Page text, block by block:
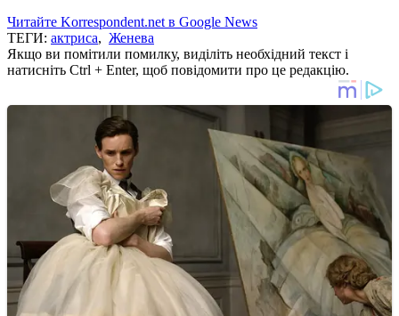
Читайте Korrespondent.net в Google News
ТЕГИ: актриса, Женева
Якщо ви помітили помилку, виділіть необхідний текст і
натисніть Ctrl + Enter, щоб повідомити про це редакцію.